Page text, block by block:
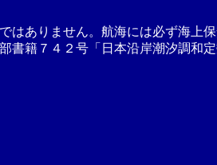
はありません。航海には必ず海上
書籍７４２号「日本沿岸潮汐調和